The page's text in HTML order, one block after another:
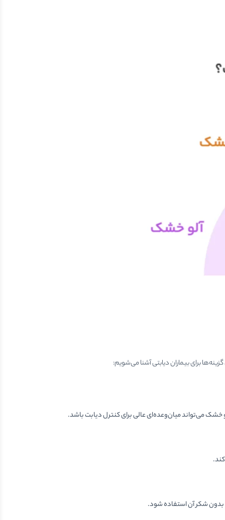
برای بیماران دیابتی آشنا می‌شویم:
می‌تواند میان‌وعده‌ای عالی برای کنترل دیابت باشد.
بدون شکر آن استفاده شود.